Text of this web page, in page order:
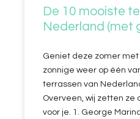
De 10 mooiste
Nederland (met
Geniet deze zomer
zonnige weer op één
terrassen van
Overveen, wij zetten ze
voor je. 1. George